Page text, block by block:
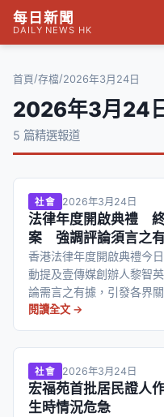
每日新聞
DAILY NEWS HK
首頁/存檔/2026年3月24日
2026年3月24
5 篇精選報道
社會 2026年3月24日
法律年度開啟典禮
案 強調評論須言之
香港法律年度開啟典禮今
動提及壹傳媒創辦人黎智
論需言之有據，引發各界關
閱讀全文 →
社會 2026年3月24日
宏福苑首批居民證
生時情況危急